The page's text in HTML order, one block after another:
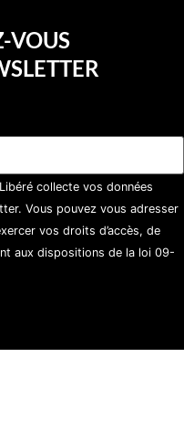
VOUS
collecte vos données
Vous pouvez vous adresser
vos droits d’accès, de
aux dispositions de la loi 09-